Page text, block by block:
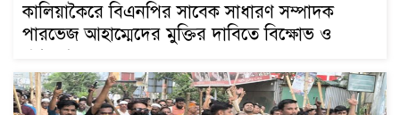
কালিয়াকৈরে বিএনপির সাবেক সাধারণ সম্পাদক
পারভেজ আহাম্মেদের মুক্তির দাবিতে বিক্ষোভ ও
পথসভা